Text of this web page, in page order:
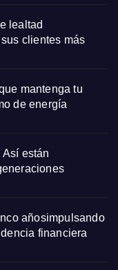
lealtad
sus clientes más
mantenga tu
de energía
están
añosimpulsando
financiera